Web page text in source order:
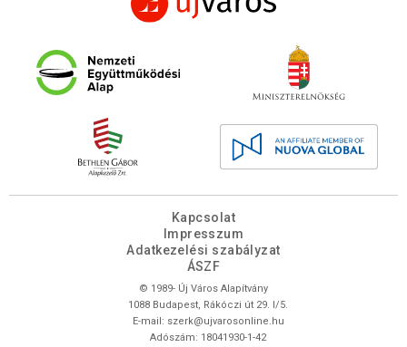
Kapcsolat
Impresszum
Adatkezelési szabályzat
ÁSZF
© 1989- Új Város Alapítvány
1088 Budapest, Rákóczi út 29. I/5.
E-mail: szerk@ujvarosonline.hu
Adószám: 18041930-1-42